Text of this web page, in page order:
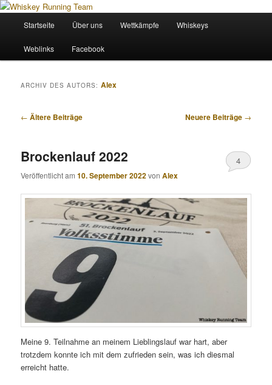
Zum
springen
Zum
springenWhiskey Running Team
Wir sind das Whiskey Running Team
Startseite Über uns Wettkämpfe Whiskeys
Weblinks Facebook
ARCHIV DES AUTORS:Alex
Beitragsnavigation
← Ältere Beiträge Neuere Beiträge →
Brockenlauf 2022
Veröffentlicht am10. September 2022vonAlex
4
Meine 9. Teilnahme an meinem Lieblingslauf war hart, aber
trotzdem konnte ich mit dem zufrieden sein, was ich diesmal
erreicht hatte.